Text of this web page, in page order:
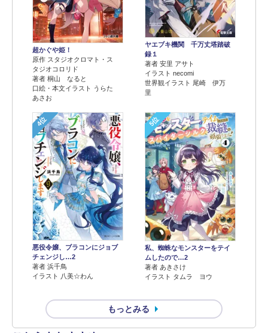
超かぐや姫！
原作 スタジオクロマト・ス
タジオコロリド
著者 桐山 なると
口絵・本文イラスト うらた
あさお
ヤエブキ機関 千万丈塔踏破
録１
著者 安里 アサト
イラスト necomi
世界観イラスト 尾崎 伊万
里
4位
悪役令嬢、ブラコンにジョブ
チェンジし…2
著者 浜千鳥
イラスト 八美☆わん
5位
私、蜘蛛なモンスターをテイ
ムしたので…2
著者 あきさけ
イラスト タムラ ヨウ
もっとみる